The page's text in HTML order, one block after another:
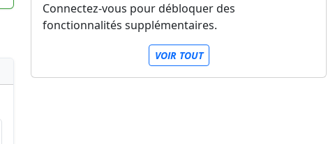
Connectez-vous pour débloquer des
fonctionnalités supplémentaires.
VOIR TOUT